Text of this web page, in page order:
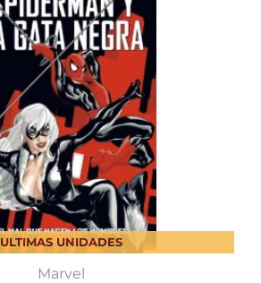
ULTIMAS UNIDADES
Marvel